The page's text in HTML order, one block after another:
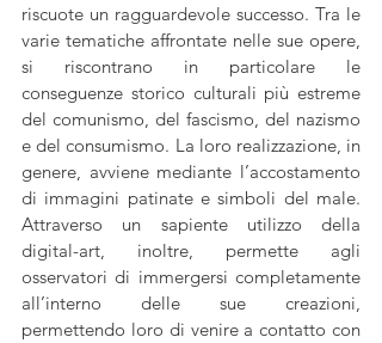
riscuote un ragguardevole successo. Tra le
varie tematiche affrontate nelle sue opere,
si riscontrano in particolare le
conseguenze storico culturali più estreme
del comunismo, del fascismo, del nazismo
e del consumismo. La loro realizzazione, in
genere, avviene mediante l’accostamento
di immagini patinate e simboli del male.
Attraverso un sapiente utilizzo della
digital-art, inoltre, permette agli
osservatori di immergersi completamente
all’interno delle sue creazioni,
permettendo loro di venire a contatto con